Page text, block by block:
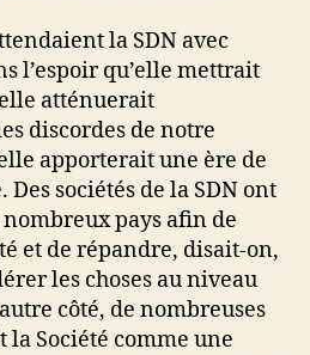
la SDN avec
l’espoir qu’elle mettrait
atténuerait
discordes de notre
apporterait une ère de
Des sociétés de la SDN ont
pays afin de
et de répandre, disait-on,
les choses au niveau
côté, de nombreuses
Société comme une